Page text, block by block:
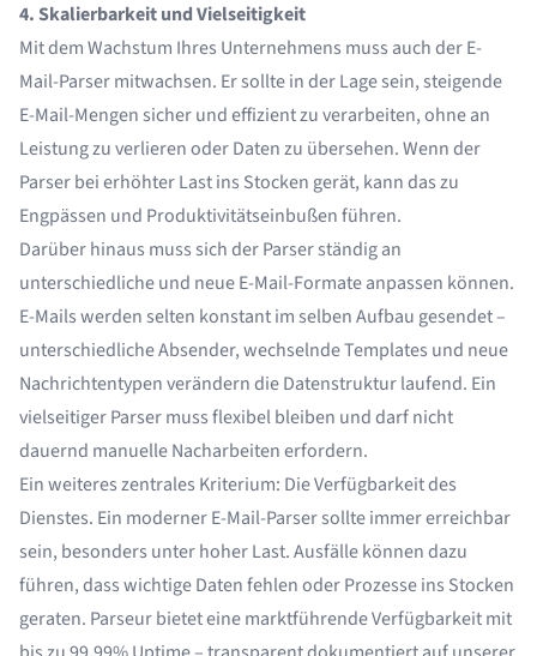
4. Skalierbarkeit und Vielseitigkeit
Mit dem Wachstum Ihres Unternehmens muss auch der E-
Mail-Parser mitwachsen. Er sollte in der Lage sein, steigende
E-Mail-Mengen sicher und effizient zu verarbeiten, ohne an
Leistung zu verlieren oder Daten zu übersehen. Wenn der
Parser bei erhöhter Last ins Stocken gerät, kann das zu
Engpässen und Produktivitätseinbußen führen.
Darüber hinaus muss sich der Parser ständig an
unterschiedliche und neue E-Mail-Formate anpassen können.
E-Mails werden selten konstant im selben Aufbau gesendet –
unterschiedliche Absender, wechselnde Templates und neue
Nachrichtentypen verändern dieDatenstrukturlaufend. Ein
vielseitiger Parser muss flexibel bleiben und darf nicht
dauernd manuelle Nacharbeiten erfordern.
Ein weiteres zentrales Kriterium: Die Verfügbarkeit des
Dienstes. Ein moderner E-Mail-Parser sollte immer erreichbar
sein, besonders unter hoher Last. Ausfälle können dazu
führen, dass wichtige Daten fehlen oder Prozesse ins Stocken
geraten. Parseur bietet eine marktführende Verfügbarkeit mit